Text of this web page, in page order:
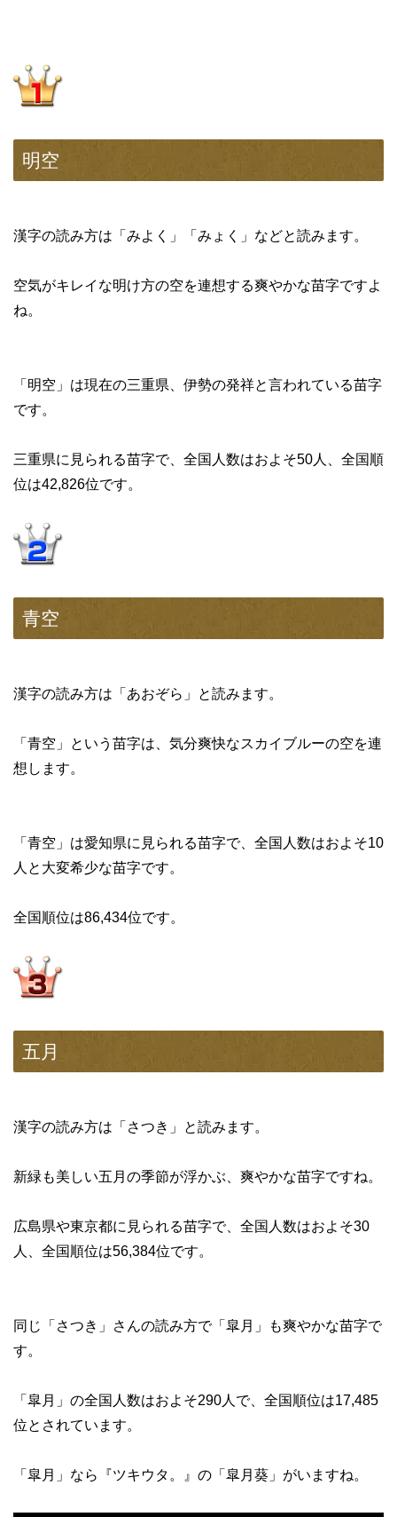
明空
漢字の読み方は「みよく」「みょく」などと読みます。
空気がキレイな明け方の空を連想する爽やかな苗字ですよ
ね。
「明空」は現在の三重県、伊勢の発祥と言われている苗字
です。
三重県に見られる苗字で、全国人数はおよそ50人、全国順
位は42,826位です。
青空
漢字の読み方は「あおぞら」と読みます。
「青空」という苗字は、気分爽快なスカイブルーの空を連
想します。
「青空」は愛知県に見られる苗字で、全国人数はおよそ10
人と大変希少な苗字です。
全国順位は86,434位です。
五月
漢字の読み方は「さつき」と読みます。
新緑も美しい五月の季節が浮かぶ、爽やかな苗字ですね。
広島県や東京都に見られる苗字で、全国人数はおよそ30
人、全国順位は56,384位です。
同じ「さつき」さんの読み方で「皐月」も爽やかな苗字で
す。
「皐月」の全国人数はおよそ290人で、全国順位は17,485
位とされています。
「皐月」なら『ツキウタ。』の「皐月葵」がいますね。